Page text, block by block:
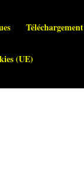
Téléchargement
(UE)